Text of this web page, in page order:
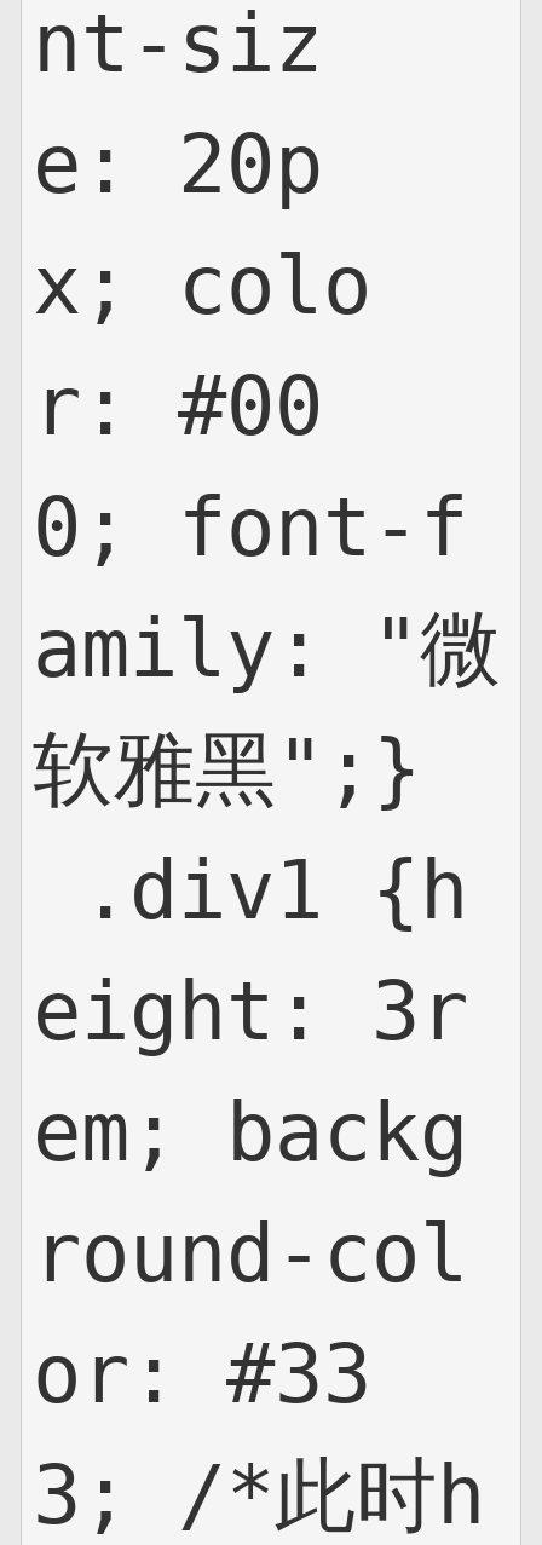
nt-siz
e: 20p
x; colo
r: #00
0; font-f
amily: "微
软雅黑";}
.div1 {h
eight: 3r
em; backg
round-col
or: #33
3; /*此时h